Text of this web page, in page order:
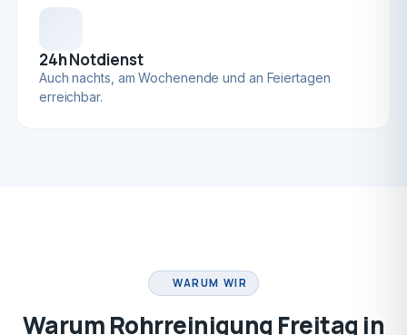
24h Notdienst
Auch nachts, am Wochenende und an Feiertagen
erreichbar.
WARUM WIR
Warum Rohrreinigung Freitag in